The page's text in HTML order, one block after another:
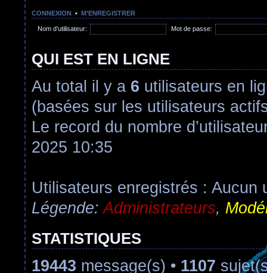
CONNEXION• M’ENREGISTRER
Nom d’utilisateur: Mot de passe:
QUI EST EN LIGNE
Au total il y a 6 utilisateurs en
(basées sur les utilisateurs
Le record du nombre
2025 10:35
Utilisateurs enregistrés : Aucun
Légende:Administrateurs,
STATISTIQUES
19443 message(s) • 1107